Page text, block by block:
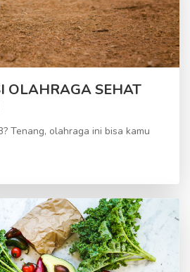
SEHAT
Tenang, olahraga ini bisa kamu